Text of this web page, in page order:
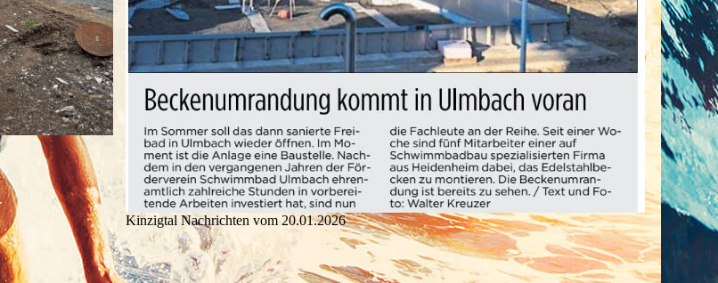
Kinzigtal Nachrichten vom 20.01.2026